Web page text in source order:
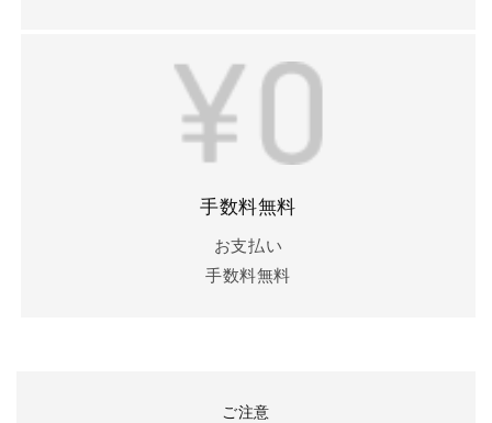
手数料無料
お支払い
手数料無料
ご注意